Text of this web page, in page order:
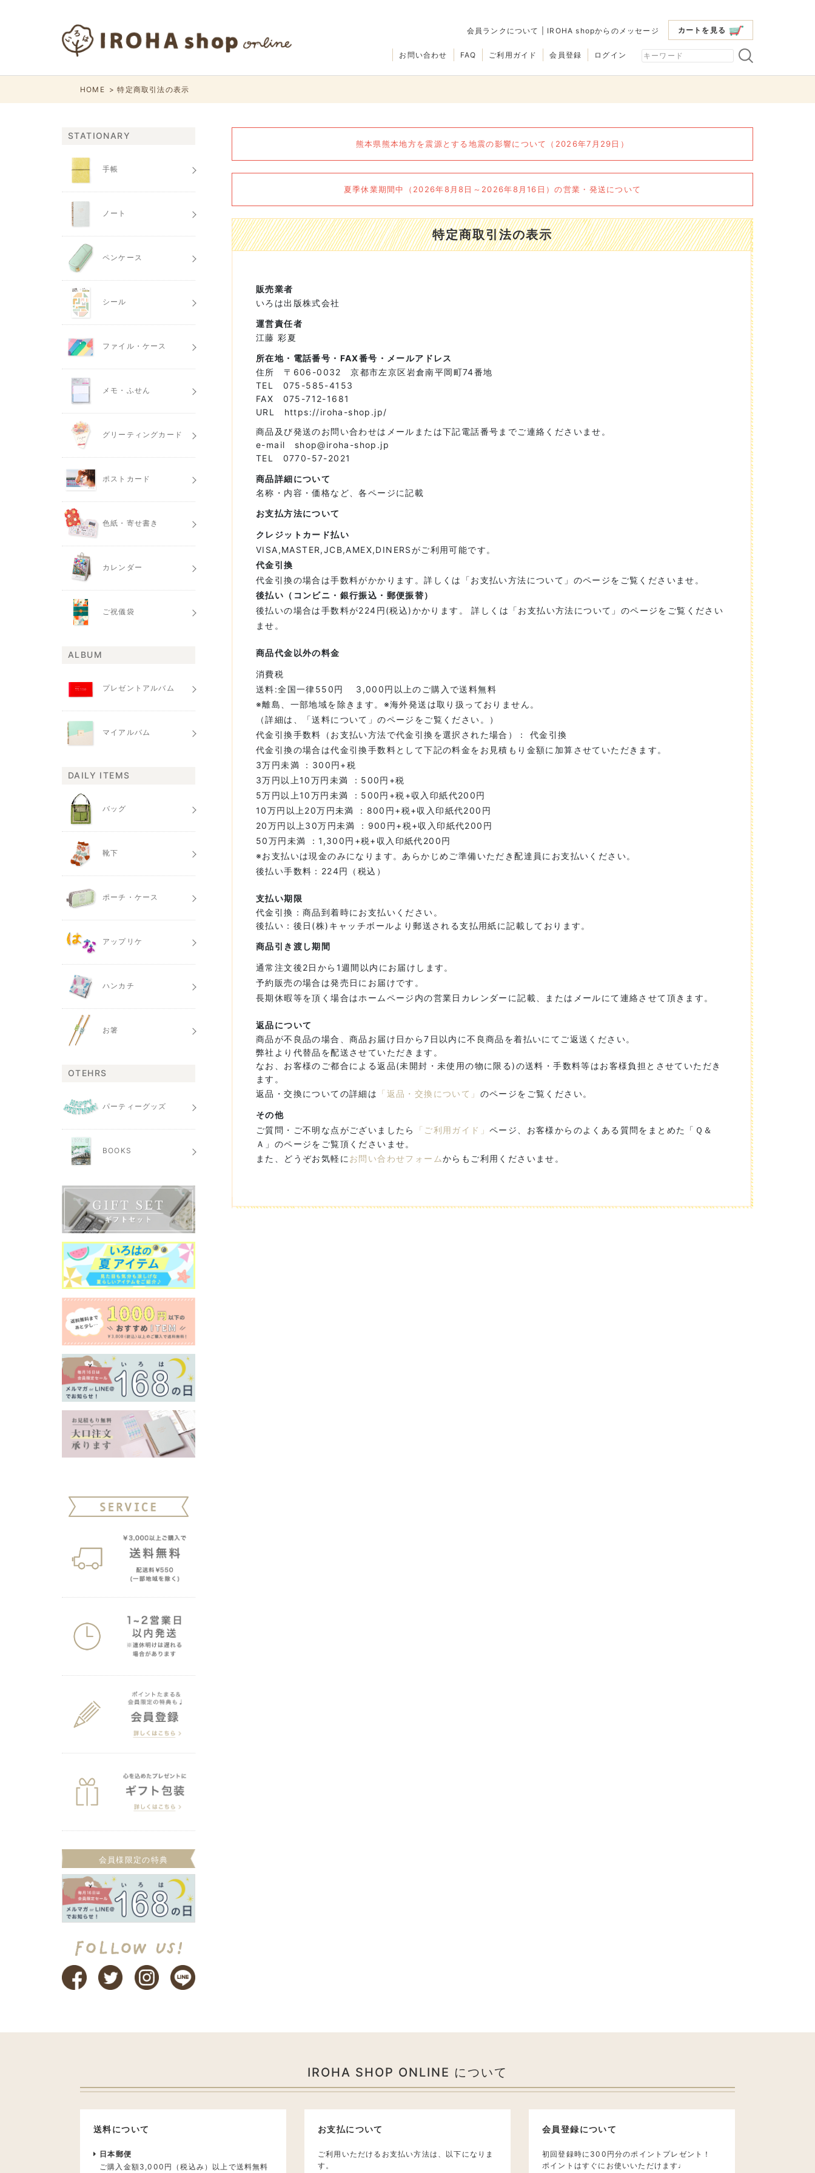
カートを見る
会員ランクについて IROHA shopからのメッセージ
会員登録 ログイン
ご利用ガイド
FAQ
お問い合わせ
HOME 特定商取引法の表示
熊本県熊本地方を震源とする地震の影響について（2026年7月29日）
夏季休業期間中（2026年8月8日～2026年8月16日）の営業・発送について
特定商取引法の表示
販売業者
いろは出版株式会社
運営責任者
江藤 彩夏
所在地・電話番号・FAX番号・メールアドレス
住所 〒606-0032 京都市左京区岩倉南平岡町74番地
TEL 075-585-4153
FAX 075-712-1681
URL https://iroha-shop.jp/
商品及び発送のお問い合わせはメールまたは下記電話番号までご連絡くださいませ。
e-mail shop@iroha-shop.jp
TEL 0770-57-2021
商品詳細について
名称・内容・価格など、各ページに記載
お支払方法について
クレジットカード払い
VISA,MASTER,JCB,AMEX,DINERSがご利用可能です。
代金引換
代金引換の場合は手数料がかかります。詳しくは「お支払い方法について」のページをご覧くださいませ。
後払い（コンビニ・銀行振込・郵便振替）
後払いの場合は手数料が224円(税込)かかります。 詳しくは「お支払い方法について」のページをご覧ください
ませ。
商品代金以外の料金
消費税
送料:全国一律550円 3,000円以上のご購入で送料無料
※離島、一部地域を除きます。※海外発送は取り扱っておりません。
（詳細は、「送料について」のページをご覧ください。）
代金引換手数料（お支払い方法で代金引換を選択された場合）： 代金引換
代金引換の場合は代金引換手数料として下記の料金をお見積もり金額に加算させていただきます。
3万円未満 ：300円+税
3万円以上10万円未満 ：500円+税
5万円以上10万円未満 ：500円+税+収入印紙代200円
10万円以上20万円未満 ：800円+税+収入印紙代200円
20万円以上30万円未満 ：900円+税+収入印紙代200円
50万円未満 ：1,300円+税+収入印紙代200円
※お支払いは現金のみになります。あらかじめご準備いただき配達員にお支払いください。
後払い手数料：224円（税込）
支払い期限
代金引換：商品到着時にお支払いください。
後払い：後日(株)キャッチボールより郵送される支払用紙に記載しております。
商品引き渡し期間
通常注文後2日から1週間以内にお届けします。
予約販売の場合は発売日にお届けです。
長期休暇等を頂く場合はホームページ内の営業日カレンダーに記載、またはメールにて連絡させて頂きます。
返品について
商品が不良品の場合、商品お届け日から7日以内に不良商品を着払いにてご返送ください。
弊社より代替品を配送させていただきます。
なお、お客様のご都合による返品(未開封・未使用の物に限る)の送料・手数料等はお客様負担とさせていただき
ます。
返品・交換についての詳細は 「返品・交換について」 のページをご覧ください。
その他
ご質問・ご不明な点がございましたら
「ご利用ガイド」ページ、お客様からのよくある質問をまとめた「Ｑ＆
Ａ」のページをご覧頂くださいませ。
また、どうぞお気軽に お問い合わせフォームからもご利用くださいませ。
STATIONARY
手帳
ノート
ペンケース
シール
ファイル・ケース
メモ・ふせん
グリーティングカード
ポストカード
色紙・寄せ書き
カレンダー
ご祝儀袋
ALBUM
プレゼントアルバム
マイアルバム
DAILY ITEMS
バッグ
靴下
ポーチ・ケース
アップリケ
ハンカチ
お箸
OTEHRS
パーティーグッズ
BOOKS
会員様限定の特典
IROHA SHOP ONLINE について
送料について
日本郵便
ご購入金額3,000円（税込み）以上で送料無料
お支払について
ご利用いただけるお支払い方法は、以下になりま
す。
会員登録について
初回登録時に300円分のポイントプレゼント！
ポイントはすぐにお使いいただけます♩